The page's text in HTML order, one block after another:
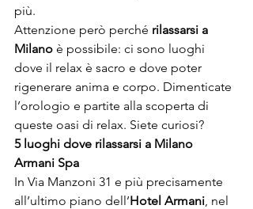
più.
Attenzione però perché rilassarsi a
Milano è possibile: ci sono luoghi
dove il relax è sacro e dove poter
rigenerare anima e corpo. Dimenticate
l’orologio e partite alla scoperta di
queste oasi di relax. Siete curiosi?
5 luoghi dove rilassarsi a Milano
Armani Spa
In Via Manzoni 31 e più precisamente
all’ultimo piano dell’Hotel Armani, nel